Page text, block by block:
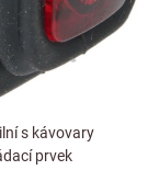
s kávovary
prvek